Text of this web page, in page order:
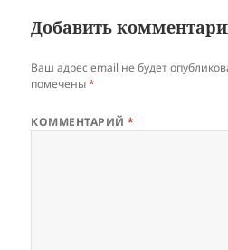
Добавить
Ваш адрес email не будет
помечены*
КОММЕНТАРИЙ*